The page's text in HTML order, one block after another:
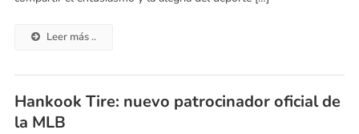
Leer más ..
Hankook Tire: nuevo patrocinador oficial de
la MLB